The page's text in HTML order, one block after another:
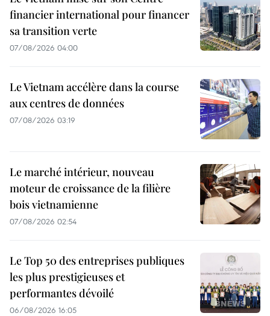
financier international pour financer
sa transition verte
07/08/2026 04:00
Le Vietnam accélère dans la course
aux centres de données
07/08/2026 03:19
Le marché intérieur, nouveau
moteur de croissance de la filière
bois vietnamienne
07/08/2026 02:54
Le Top 50 des entreprises publiques
les plus prestigieuses et
performantes dévoilé
06/08/2026 16:05